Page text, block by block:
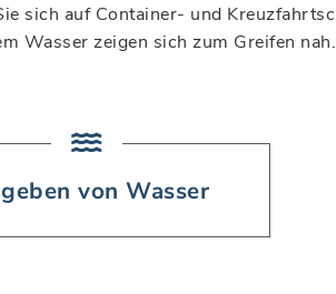
sich auf Container- und
Wasser zeigen sich zum Greifen nah.
von Wasser